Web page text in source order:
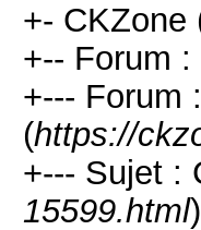
+- CKZone
+-- Forum
+--- Forum
(https://
+--- Sujet :
15599.html)